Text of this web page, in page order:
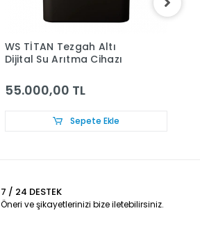
WS TİTAN Tezgah Altı
Dijital Su Arıtma Cihazı
55.000,00 TL
Sepete Ekle
7 / 24 DESTEK
Öneri ve şikayetlerinizi bize iletebilirsiniz.